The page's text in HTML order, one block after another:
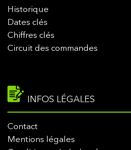
Historique
Dates clés
Chiffres clés
Circuit des commandes
INFOS LÉGALES
Contact
Mentions légales